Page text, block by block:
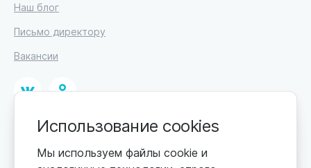
Наш блог
Письмо директору
Вакансии
© 2026. Москва, ул. Кржижановского, 29, корп. 1.
ИП Высоцкий Дмитрий Петрович, ИНН 233610721148
Использование cookies
Мы используем файлы cookie и